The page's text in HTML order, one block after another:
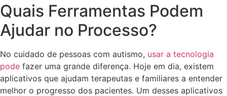
Quais Ferramentas Podem
Ajudar no Processo?
No cuidado de pessoas com autismo, usar a tecnologia
pode fazer uma grande diferença. Hoje em dia, existem
aplicativos que ajudam terapeutas e familiares a entender
melhor o progresso dos pacientes. Um desses aplicativos